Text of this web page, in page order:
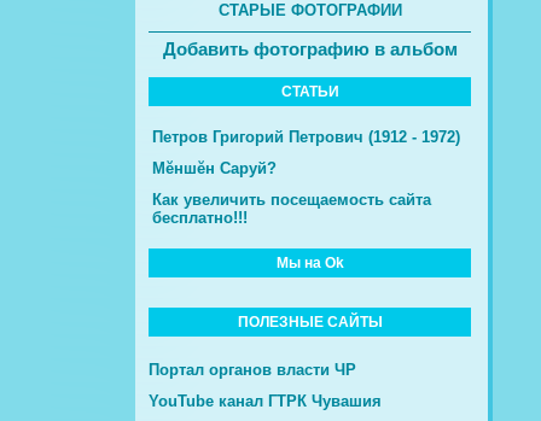
СТАРЫЕ ФОТОГРАФИИ
Добавить фотографию в альбом
СТАТЬИ
Петров Григорий Петрович (1912 - 1972)
Мĕншĕн Саруй?
Как увеличить посещаемость сайта
бесплатно!!!
Мы на Ok
ПОЛЕЗНЫЕ САЙТЫ
Портал органов власти ЧР
YouTube канал ГТРК Чувашия